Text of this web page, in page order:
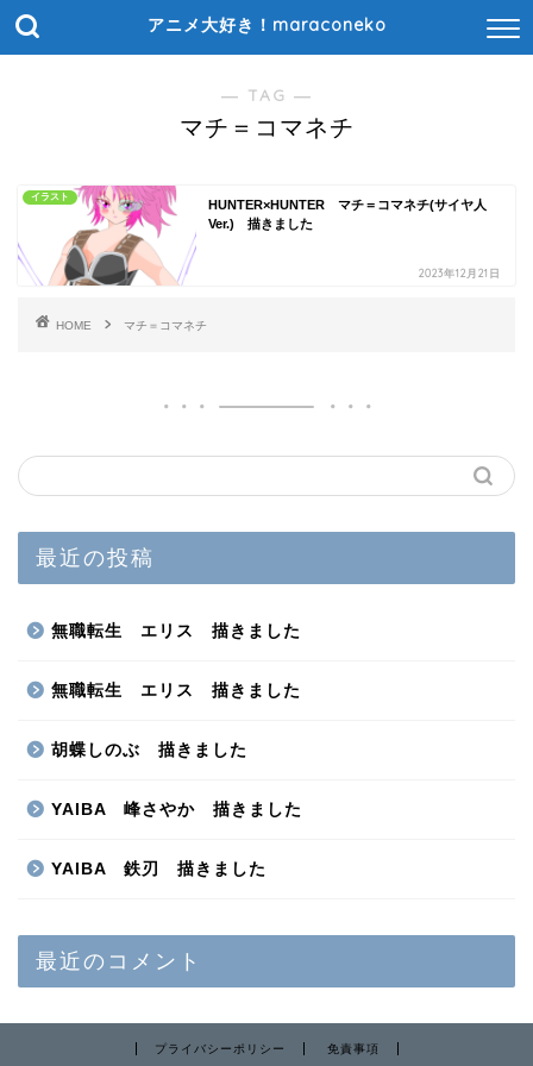
アニメ大好き！maraconeko
― TAG ―
マチ＝コマネチ
イラスト
HUNTER×HUNTER マチ＝コマネチ(サイヤ人
Ver.) 描きました
2023年12月21日
HOME マチ＝コマネチ
最近の投稿
無職転生 エリス 描きました
無職転生 エリス 描きました
胡蝶しのぶ 描きました
YAIBA 峰さやか 描きました
YAIBA 鉄刃 描きました
最近のコメント
プライバシーポリシー 免責事項